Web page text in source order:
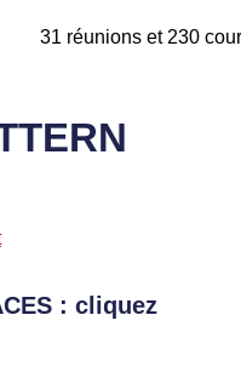
31 réunions et 230
: cliquez